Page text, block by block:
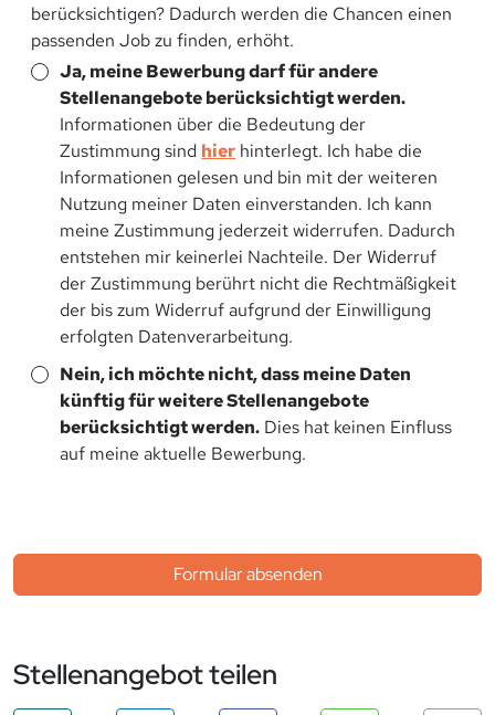
berücksichtigen? Dadurch werden die Chancen einen
passenden Job zu finden, erhöht.
Ja, meine Bewerbung darf für andere
Stellenangebote berücksichtigt werden.
Informationen über die Bedeutung der
Zustimmung sind hier hinterlegt. Ich habe die
Informationen gelesen und bin mit der weiteren
Nutzung meiner Daten einverstanden. Ich kann
meine Zustimmung jederzeit widerrufen. Dadurch
entstehen mir keinerlei Nachteile. Der Widerruf
der Zustimmung berührt nicht die Rechtmäßigkeit
der bis zum Widerruf aufgrund der Einwilligung
erfolgten Datenverarbeitung.
Nein, ich möchte nicht, dass meine Daten
künftig für weitere Stellenangebote
berücksichtigt werden. Dies hat keinen Einfluss
auf meine aktuelle Bewerbung.
Formular absenden
Stellenangebot teilen